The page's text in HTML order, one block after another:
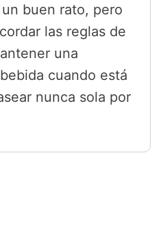
buen rato, pero
las reglas de
una
cuando está
nunca sola por